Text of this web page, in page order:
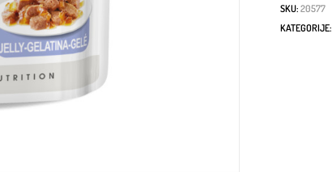
SKU:20577
KATEGORIJE: